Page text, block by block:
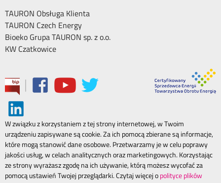
TAURON Obsługa Klienta
TAURON Czech Energy
Bioeko Grupa TAURON sp. z o.o.
KW Czatkowice
|
W związku z korzystaniem z tej strony internetowej, w Twoim
urządzeniu zapisywane są cookie. Za ich pomocą zbierane są informacje,
które mogą stanowić dane osobowe. Przetwarzamy je w celu poprawy
jakości usług, w celach analitycznych oraz marketingowych. Korzystając
ze strony wyrażasz zgodę na ich używanie, którą możesz wycofać za
pomocą ustawień Twojej przeglądarki. Czytaj więcej opolityce plików